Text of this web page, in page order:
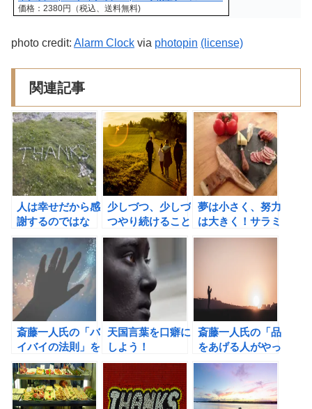
価格：2380円（税込、送料無料)
photo credit: Alarm Clock via photopin (license)
関連記事
人は幸せだから感
謝するのではな
く、感謝が人を幸
せにする。（デヴ
ィット・スタイン
ドル・ラスト）
少しづつ、少しづ
つやり続けること
が習慣化の基本
夢は小さく、努力
は大きく！サラミ
スライス法で夢を
斎藤一人氏の「バ
イバイの法則」を
覚えておこう！
天国言葉を口癖に
しよう！
斎藤一人氏の「品
をあげる人がやっ
ていること」の書